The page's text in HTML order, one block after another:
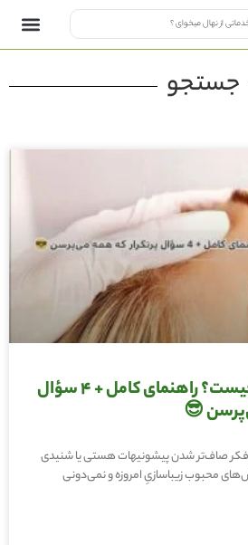
جستجو
بوتاکس پیشانی چیست؟ راهنمای کامل + ۴ سؤال
😎
صاف‌تر شدن پیشونیهات هستی یا شنیدی
محبوب زیباسازیِ امروزه و نمی‌دونی